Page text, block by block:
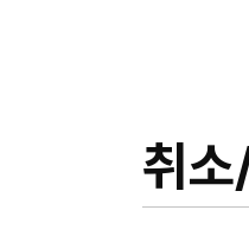
취